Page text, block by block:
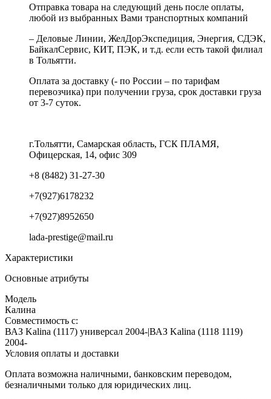
Отправка товара на следующий день после оплаты,
любой из выбранных Вами транспортных компаний
– Деловые Линии, ЖелДорЭкспедиция, Энергия, СДЭК,
БайкалСервис, КИТ, ПЭК, и т.д. если есть такой филиал
в Тольятти.
Оплата за доставку (- по России – по тарифам
перевозчика) при получении груза, срок доставки груза
от 3-7 суток.
г.Тольятти, Самарская область, ГСК ПЛАМЯ,
Офицерская, 14, офис 309
+8 (8482) 31-27-30
+7(927)6178232
+7(927)8952650
lada-prestige@mail.ru
Характеристики
Основные атрибуты
Модель
Калина
Совместимость с:
ВАЗ Kalina (1117) универсал 2004-|ВАЗ Kalina (1118 1119)
2004-
Условия оплаты и доставки
Оплата возможна наличными, банковским переводом,
безналичными только для юридических лиц.